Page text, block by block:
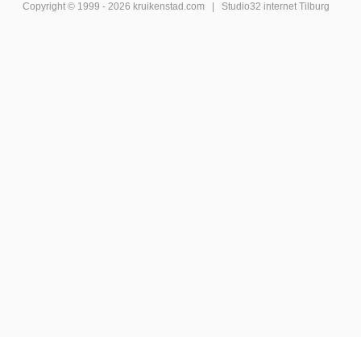
Copyright © 1999 - 2026 kruikenstad .com | Studio32 internet Tilburg